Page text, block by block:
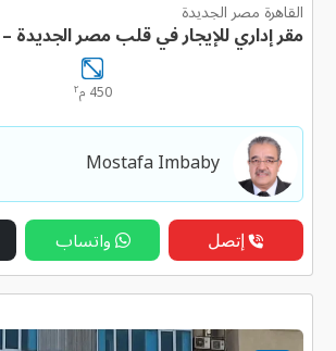
القاهرة مصر الجديدة
مقر إداري للإيجار في قلب مصر الجديدة –
450 م ٢
Mostafa Imbaby
إتصل واتساب